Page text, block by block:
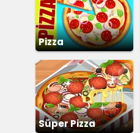
Pizza
Süper Pizza